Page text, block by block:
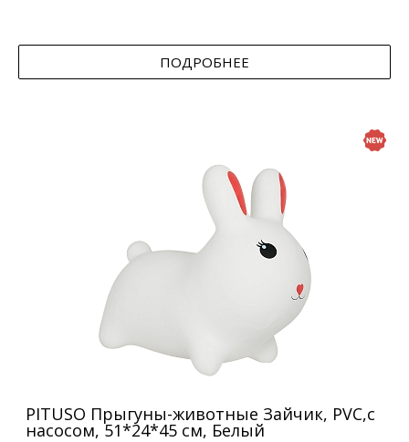
ПОДРОБНЕЕ
PITUSO Прыгуны-животные Зайчик, PVC,с
насосом, 51*24*45 см, Белый